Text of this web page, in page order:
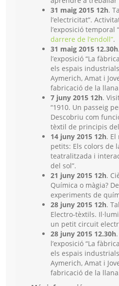
31 maig 2015 12h.
l’electricitat”.
l’exposició temporal “
darrere de l’endoll”.
31 maig 2015 12.30h
l’exposició “La
els espais
Aymerich, Amat i
fabricació de la
7 juny 2015 12h.
“1910. Un passeig
Descobriu com
tèxtil de principis del
14 juny 2015 12h. El
petits: Els colors de
teatralitzada i
del sol”.
21 juny 2015 12h.
Química o màgia?
experiments de
28 juny 2015 12h.
Electro-tèxtils.
un petit circuit
28 juny 2015 12.30h
l’exposició “La
els espais
Aymerich, Amat i
fabricació de la